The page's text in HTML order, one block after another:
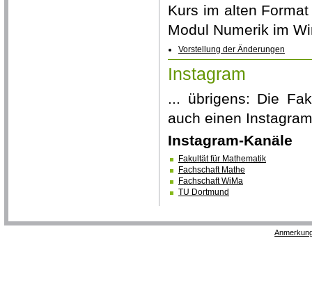
Kurs im alten
Modul Numerik im
Vorstellung der Änderungen
Instagram
... übrigens: Die
auch einen
Instagram-Kanäle
Fakultät für Mathematik
Fachschaft Mathe
Fachschaft WiMa
TU Dortmund